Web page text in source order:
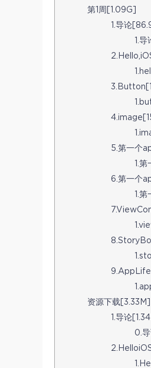
第1周[1.09G]
1.导论
1.
5.第一个
1.
6.第一个
1.
资源下载[3.33M]
1.导论
0.导